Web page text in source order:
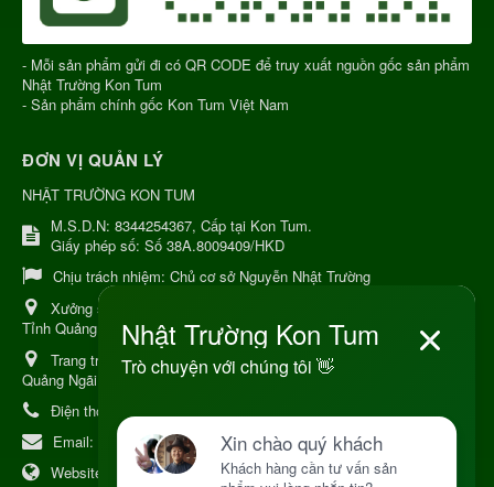
- Mỗi sản phẩm gửi đi có QR CODE để truy xuất nguồn gốc sản phẩm
Nhật Trường Kon Tum
- Sản phẩm chính gốc Kon Tum Việt Nam
ĐƠN VỊ QUẢN LÝ
NHẬT TRƯỜNG KON TUM
M.S.D.N: 8344254367, Cấp tại Kon Tum.
Giấy phép số: Số 38A.8009409/HKD
Chịu trách nhiệm: Chủ cơ sở Nguyễn Nhật Trường
Xưởng sản xuất:
Tỉnh Quảng Ngải
Trang trại Dược Liệu Hữu Cơ: Khu 37 Hộ Xã Măng Đen Tỉnh
Quảng Ngãi
Điện thoại:
Email:
kinhdoanh@nhattruongkontum.com
Website:
https://www.nhattruongkontum.com